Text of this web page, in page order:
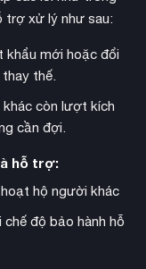
tố chủ đề để làm
Đế chế Byzantine
toàn mới. Thay vì sở
lý thông qua mạng
(Influence) để
trợ xử lý như sau:
khẩu mới hoặc đổi
thế.
còn lượt kích
cần đợi.
hỗ trợ:
hộ người khác
chế độ bảo hành hỗ